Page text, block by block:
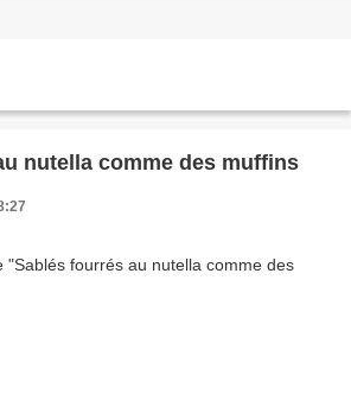
nutella comme des muffins